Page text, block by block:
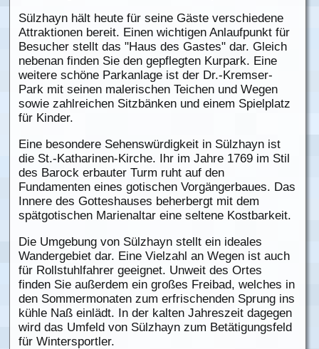
Sülzhayn hält heute für seine Gäste verschiedene
Attraktionen bereit. Einen wichtigen Anlaufpunkt für
Besucher stellt das "Haus des Gastes" dar. Gleich
nebenan finden Sie den gepflegten Kurpark. Eine
weitere schöne Parkanlage ist der Dr.-Kremser-
Park mit seinen malerischen Teichen und Wegen
sowie zahlreichen Sitzbänken und einem Spielplatz
für Kinder.
Eine besondere Sehenswürdigkeit in Sülzhayn ist
die St.-Katharinen-Kirche. Ihr im Jahre 1769 im Stil
des Barock erbauter Turm ruht auf den
Fundamenten eines gotischen Vorgängerbaues. Das
Innere des Gotteshauses beherbergt mit dem
spätgotischen Marienaltar eine seltene Kostbarkeit.
Die Umgebung von Sülzhayn stellt ein ideales
Wandergebiet dar. Eine Vielzahl an Wegen ist auch
für Rollstuhlfahrer geeignet. Unweit des Ortes
finden Sie außerdem ein großes Freibad, welches in
den Sommermonaten zum erfrischenden Sprung ins
kühle Naß einlädt. In der kalten Jahreszeit dagegen
wird das Umfeld von Sülzhayn zum Betätigungsfeld
für Wintersportler.